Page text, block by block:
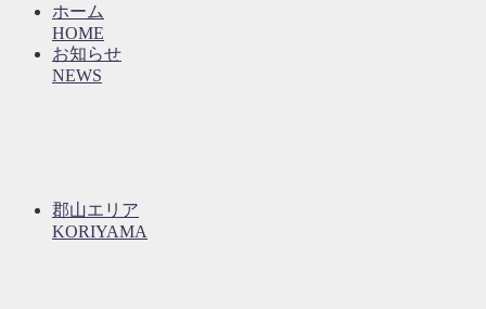
ホーム
HOME
お知らせ
NEWS
郡山エリア
KORIYAMA